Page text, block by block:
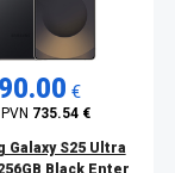
€
735.54 €
Galaxy S25 Ultra
Black Enter